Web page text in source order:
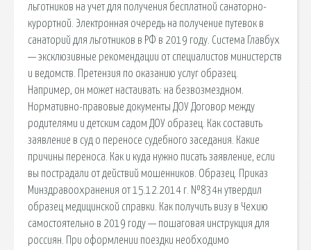
льготников на учет для получения бесплатной санаторно-
курортной. Электронная очередь на получение путевок в
санаторий для льготников в РФ в 2019 году. Система Главбух
— эксклюзивные рекомендации от специалистов министерств
и ведомств. Претензия по оказанию услуг образец.
Например, он может настаивать: на безвозмездном.
Нормативно-правовые документы ДОУ Договор между
родителями и детским садом ДОУ образец. Как составить
заявление в суд о переносе судебного заседания. Какие
причины переноса. Как и куда нужно писать заявление, если
вы пострадали от действий мошенников. Образец. Приказ
Минздравоохранения от 15.12.2014 г. №834н утвердил
образец медицинской справки. Как получить визу в Чехию
самостоятельно в 2019 году — пошаговая инструкция для
россиян. При оформлении поездки необходимо